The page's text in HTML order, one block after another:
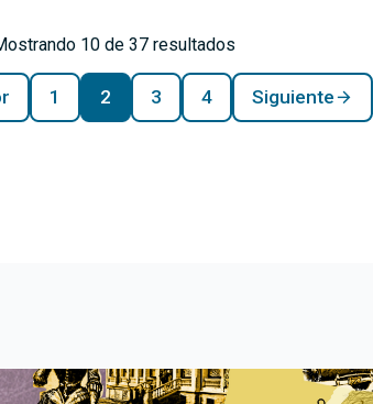
10 de 37 resultados
1 2 3 4 Siguiente